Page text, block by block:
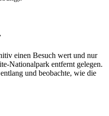
einen Besuch wert und nur
Nationalpark entfernt gelegen.
und beobachte, wie die